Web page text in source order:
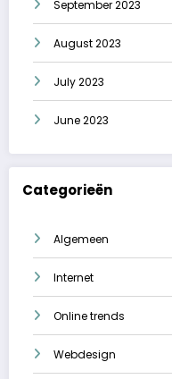
September 2023
August 2023
July 2023
June 2023
Categorieën
Algemeen
Internet
Online trends
Webdesign